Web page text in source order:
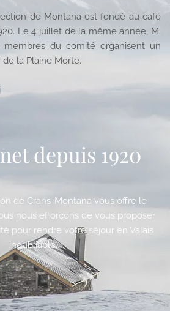
de Montana est fondé au café
Le 4 juillet de la même année, M.
du comité organisent un
la Plaine Morte.
depuis 1920
de Crans-Montana vous offre le
nous efforçons de vous proposer
pour rendre votre séjour en Valais
inoubliable.